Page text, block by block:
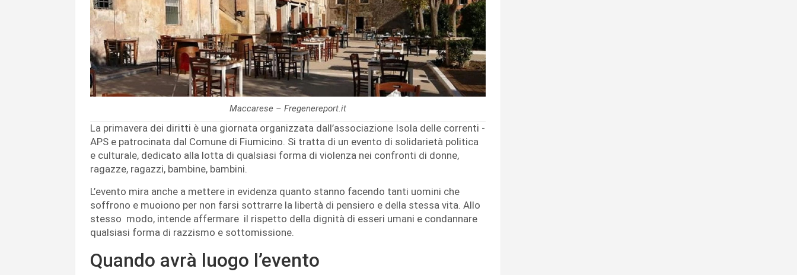
Maccarese – Fregenereport.it
La primavera dei diritti è una giornata organizzata dall’associazione Isola delle correnti -
APS e patrocinata dal Comune di Fiumicino. Si tratta di un evento di solidarietà politica
e culturale, dedicato alla lotta di qualsiasi forma di violenza nei confronti di donne,
ragazze, ragazzi, bambine, bambini.
L’evento mira anche a mettere in evidenza quanto stanno facendo tanti uomini che
soffrono e muoiono per non farsi sottrarre la libertà di pensiero e della stessa vita. Allo
stesso modo, intende affermare il rispetto della dignità di esseri umani e condannare
qualsiasi forma di razzismo e sottomissione.
Quando avrà luogo l’evento